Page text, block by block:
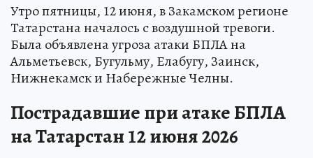
Утро пятницы, 12 июня, в Закамском регионе
Татарстана началось с воздушной тревоги.
Была объявлена угроза атаки БПЛА на
Альметьевск, Бугульму, Елабугу, Заинск,
Нижнекамск и Набережные Челны.
Пострадавшие при атаке БПЛА
на Татарстан 12 июня 2026